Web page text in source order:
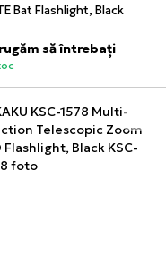
Bat Flashlight, Black
să întrebați